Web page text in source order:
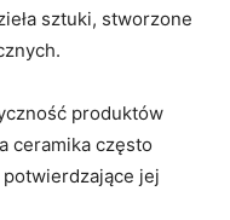
sztuki, stworzone
produktów
⁣ceramika często
jej